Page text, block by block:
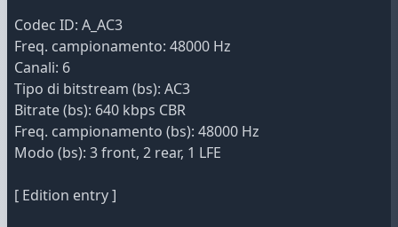
Codec ID: A_AC3
Freq. campionamento: 48000 Hz
Canali: 6
Tipo di bitstream (bs): AC3
Bitrate (bs): 640 kbps CBR
Freq. campionamento (bs): 48000 Hz
Modo (bs): 3 front, 2 rear, 1 LFE
[ Edition entry ]